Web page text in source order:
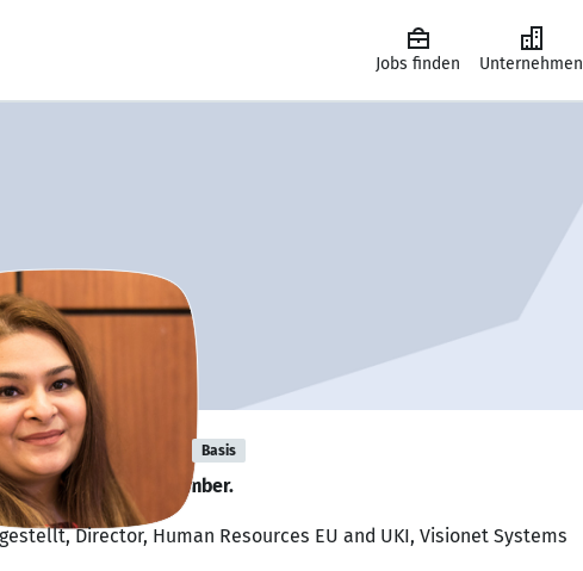
Jobs finden Unternehmen
Soomro Basis
for a new team member.
Director, Human Resources EU and UKI, Visionet Systems